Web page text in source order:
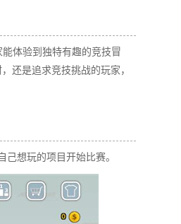
体验到独特有趣的竞技冒
还是追求竞技挑战的玩家，
想玩的项目开始比赛。